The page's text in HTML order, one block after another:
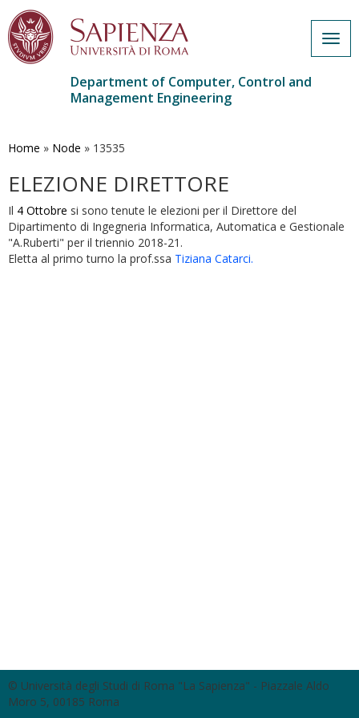
main
Department of Computer, Control and
Management Engineering
Home » Node » 13535
ELEZIONE DIRETTORE
Il 4 Ottobre si sono tenute le elezioni per il Direttore del
Dipartimento di Ingegneria Informatica, Automatica e Gestionale
"A.Ruberti" per il triennio 2018-21.
Eletta al primo turno la prof.ssa Tiziana Catarci.
© Università degli Studi di Roma "La Sapienza" - Piazzale Aldo
Moro 5, 00185 Roma